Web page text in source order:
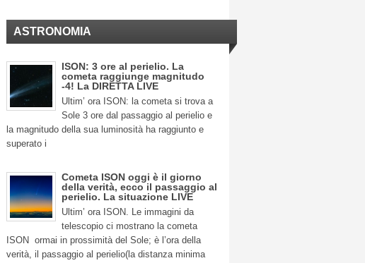
ASTRONOMIA
ISON: 3 ore al perielio. La
cometa raggiunge magnitudo
-4! La DIRETTA LIVE
Ultim’ ora ISON: la cometa si trova a
Sole 3 ore dal passaggio al perielio e
la magnitudo della sua luminosità ha raggiunto e
superato i
Cometa ISON oggi è il giorno
della verità, ecco il passaggio al
perielio. La situazione LIVE
Ultim’ ora ISON. Le immagini da
telescopio ci mostrano la cometa
ISON ormai in prossimità del Sole; è l’ora della
verità, il passaggio al perielio(la distanza minima